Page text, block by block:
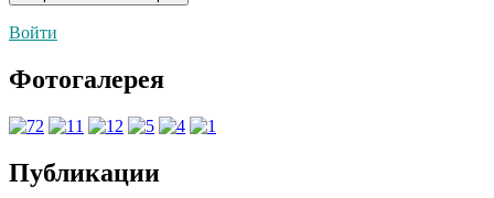
Войти
Фотогалерея
Публикации